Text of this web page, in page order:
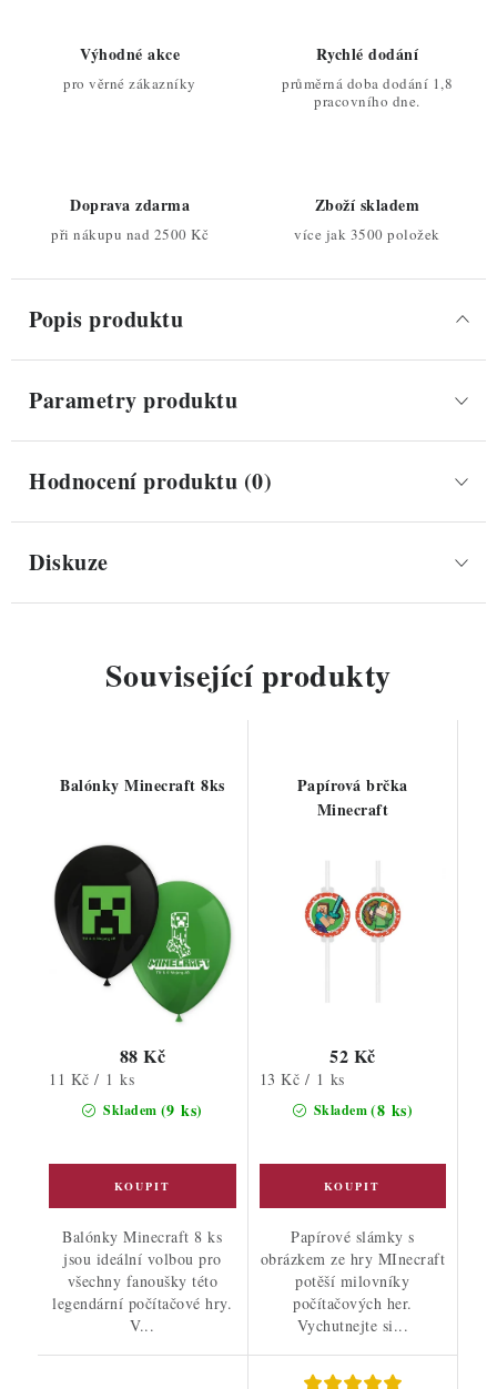
Výhodné akce
pro věrné zákazníky
Rychlé dodání
průměrná doba dodání 1,8
pracovního dne.
Doprava zdarma
při nákupu nad 2500 Kč
Zboží skladem
více jak 3500 položek
Popis produktu
Parametry produktu
Hodnocení produktu (0)
Diskuze
Související produkty
Balónky Minecraft 8ks
Skladem (9 ks)
88 Kč
Měrná
11 Kč / 1 ks
Balónky Minecraft 8 ks
jsou ideální volbou pro
všechny fanoušky této
legendární počítačové hry.
V...
Papírová brčka
Minecraft
Skladem(8 ks)
52 Kč
Měrná
13 Kč / 1 ks
Papírové slámky s
obrázkem ze hry MInecraft
potěší milovníky
počítačových her.
Vychutnejte si...